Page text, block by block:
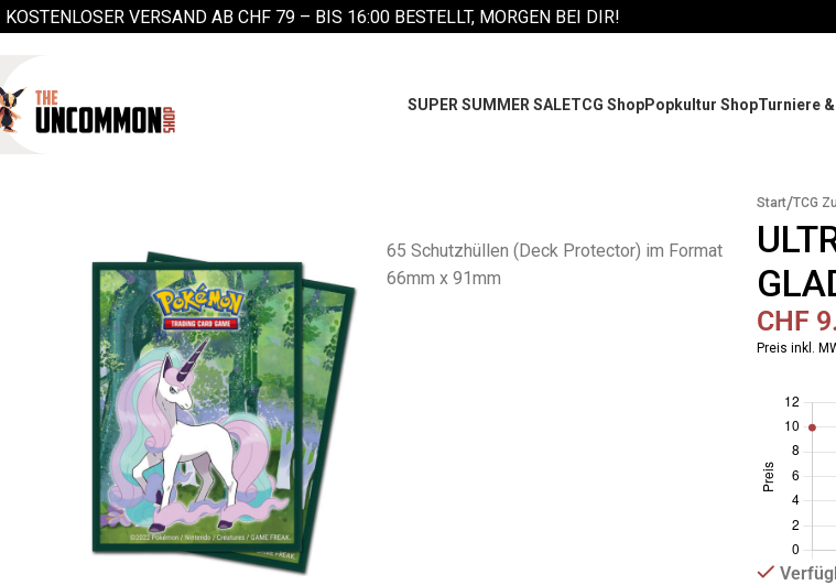
KOSTENLOSER VERSAND AB CHF 79 – BIS 16:00 BESTELLT, MORGEN BEI DIR!
SUPER SUMMER SALETCG ShopPopkultur ShopTurniere
65 Schutzhüllen (Deck Protector) im Format
66mm x 91mm
Start/TCG
CHF
Preis inkl.